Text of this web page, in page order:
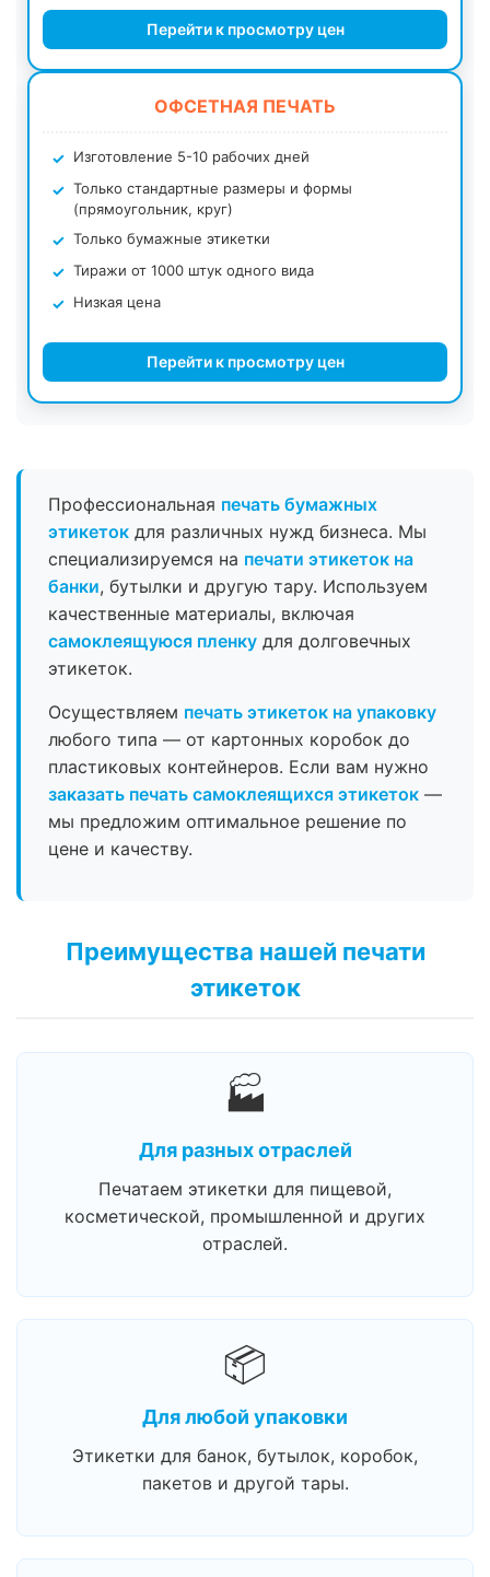
Перейти к просмотру цен
ОФСЕТНАЯ ПЕЧАТЬ
Изготовление 5-10 рабочих дней
Только стандартные размеры и формы
(прямоугольник, круг)
Только бумажные этикетки
Тиражи от 1000 штук одного вида
Низкая цена
Перейти к просмотру цен
Профессиональная печать бумажных
этикеток для различных нужд бизнеса. Мы
специализируемся на печати этикеток на
банки, бутылки и другую тару. Используем
качественные материалы, включая
самоклеящуюся пленку для долговечных
этикеток.
Осуществляем печать этикеток на упаковку
любого типа — от картонных коробок до
пластиковых контейнеров. Если вам нужно
заказать печать самоклеящихся этикеток —
мы предложим оптимальное решение по
цене и качеству.
Преимущества нашей печати
этикеток
🏭
Для разных отраслей
Печатаем этикетки для пищевой,
косметической, промышленной и других
отраслей.
📦
Для любой упаковки
Этикетки для банок, бутылок, коробок,
пакетов и другой тары.